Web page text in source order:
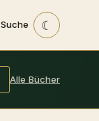
Suche ☾
Alle Bücher